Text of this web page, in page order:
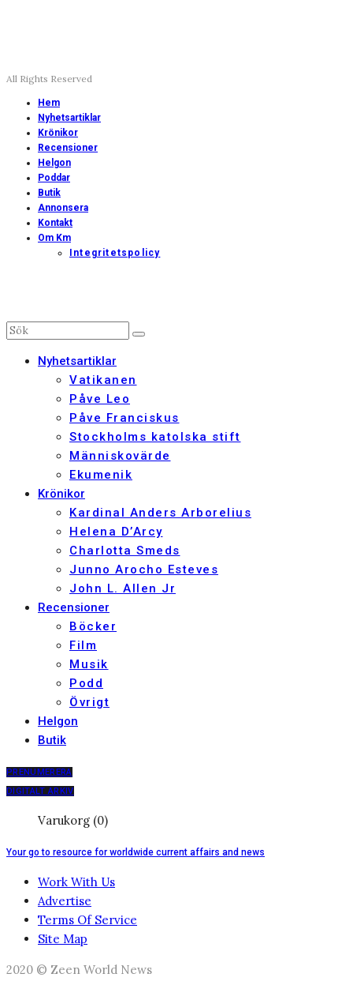
All Rights Reserved
Hem
Nyhetsartiklar
Krönikor
Recensioner
Helgon
Poddar
Butik
Annonsera
Kontakt
Om Km
Integritetspolicy
Nyhetsartiklar
Vatikanen
Påve Leo
Påve Franciskus
Stockholms katolska stift
Människovärde
Ekumenik
Krönikor
Kardinal Anders Arborelius
Helena D’Arcy
Charlotta Smeds
Junno Arocho Esteves
John L. Allen Jr
Recensioner
Böcker
Film
Musik
Podd
Övrigt
Helgon
Butik
PRENUMERERA
DIGITALT ARKIV
Varukorg (0)
Your go to resource for worldwide current affairs and news
Work With Us
Advertise
Terms Of Service
Site Map
2020 © Zeen World News